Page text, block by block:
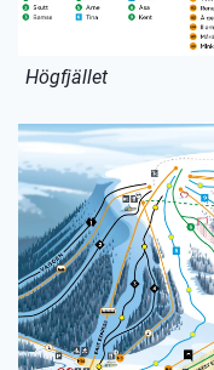
Högfjället